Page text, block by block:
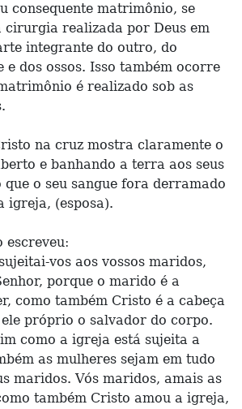
consequente matrimônio, se
cirurgia realizada por Deus em
integrante do outro, do
e dos ossos. Isso também ocorre
é realizado sob as
na cruz mostra claramente o
e banhando a terra aos seus
que o seu sangue fora derramado
igreja, (esposa).
escreveu:
vos aos vossos maridos,
porque o marido é a
como também Cristo é a cabeça
próprio o salvador do corpo.
como a igreja está sujeita a
as mulheres sejam em tudo
maridos. Vós maridos, amais as
também Cristo amou a igreja,